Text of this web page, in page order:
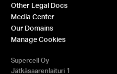
Other Legal Docs
Media Center
Our Domains
Manage Cookies
Supercell Oy
Jätkäsaarenlaituri 1